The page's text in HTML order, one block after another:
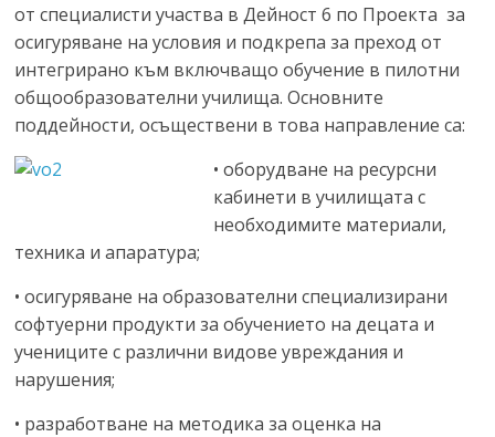
от специалисти участва в Дейност 6 по Проекта за
осигуряване на условия и подкрепа за преход от
интегрирано към включващо обучение в пилотни
общообразователни училища. Основните
поддейности, осъществени в това направление са:
• оборудване на ресурсни
кабинети в училищата с
необходимите материали,
техника и апаратура;
• осигуряване на образователни специализирани
софтуерни продукти за обучението на децата и
учениците с различни видове увреждания и
нарушения;
• разработване на методика за оценка на